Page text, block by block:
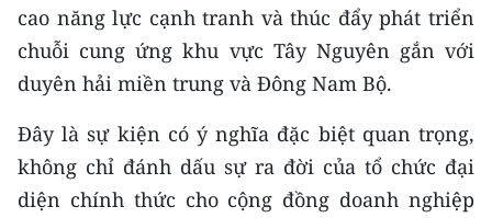
Media Môi trường
Ảnh
TIN MỚI
cao năng lực cạnh tranh và thúc đẩy phát triển
chuỗi cung ứng khu vực Tây Nguyên gắn với
duyên hải miền trung và Đông Nam Bộ.
Đây là sự kiện có ý nghĩa đặc biệt quan trọng,
không chỉ đánh dấu sự ra đời của tổ chức đại
diện chính thức cho cộng đồng doanh nghiệp